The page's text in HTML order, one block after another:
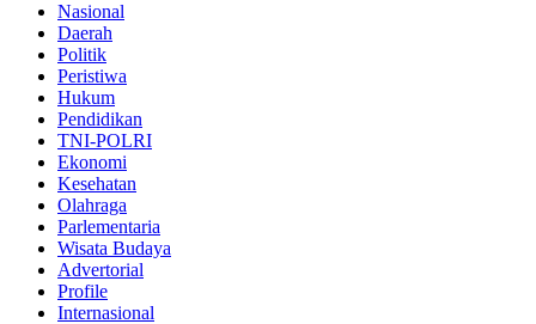
Nasional
Daerah
Politik
Peristiwa
Hukum
Pendidikan
TNI-POLRI
Ekonomi
Kesehatan
Olahraga
Parlementaria
Wisata Budaya
Advertorial
Profile
Internasional